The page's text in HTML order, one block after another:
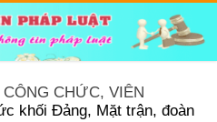
CHỨC, VIÊN
khối Đảng, Mặt trận, đoàn